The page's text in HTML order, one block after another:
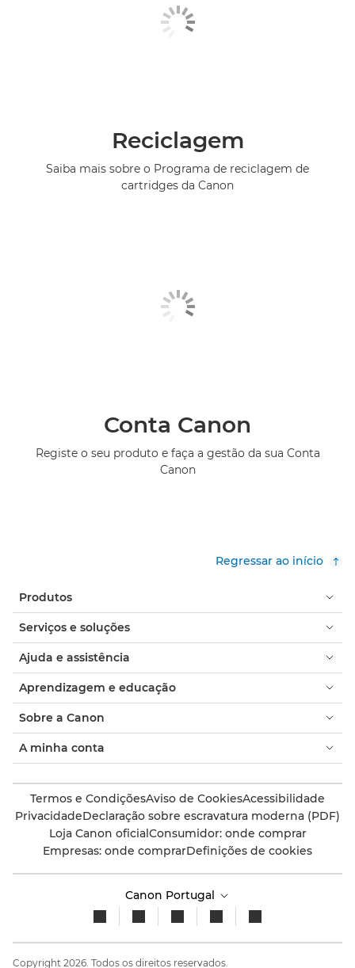
Reciclagem
Saiba mais sobre o Programa de reciclagem de
cartridges da Canon
Conta Canon
Registe o seu produto e faça a gestão da sua Conta
Canon
Regressar ao início
Produtos
Serviços e soluções
Ajuda e assistência
Aprendizagem e educação
Sobre a Canon
A minha conta
Termos e CondiçõesAviso de CookiesAcessibilidade
PrivacidadeDeclaração sobre escravatura moderna (PDF)
Loja Canon oficialConsumidor: onde comprar
Empresas: onde comprarDefinições de cookies
Canon Portugal
Copyright 2026. Todos os direitos reservados.